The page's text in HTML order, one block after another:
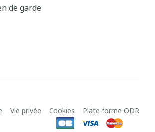
de garde
Vie privée Cookies Plate-forme ODR